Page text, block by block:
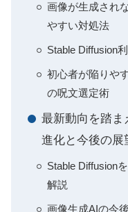
画像が生成され
やすい対処法
Stable Diffusion
初心者が陥りや
の呪文選定術
最新動向を踏ま
進化と今後の展
Stable Diffusion
解説
画像生成AIの今